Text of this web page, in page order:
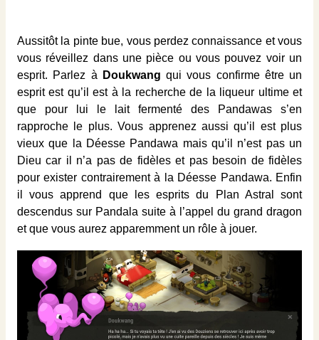
Aussitôt la pinte bue, vous perdez connaissance et vous
vous réveillez dans une pièce ou vous pouvez voir un
esprit. Parlez à
Doukwang qui vous confirme être un
esprit est qu’il est à la recherche de la liqueur ultime et
que pour lui le lait fermenté des Pandawas s’en
rapproche le plus. Vous apprenez aussi qu’il est plus
vieux que la Déesse Pandawa mais qu’il n’est pas un
Dieu car il n’a pas de fidèles et pas besoin de fidèles
pour exister contrairement à la Déesse Pandawa. Enfin
il vous apprend que les esprits du Plan Astral sont
descendus sur Pandala suite à l’appel du grand dragon
et que vous aurez apparemment un rôle à jouer.